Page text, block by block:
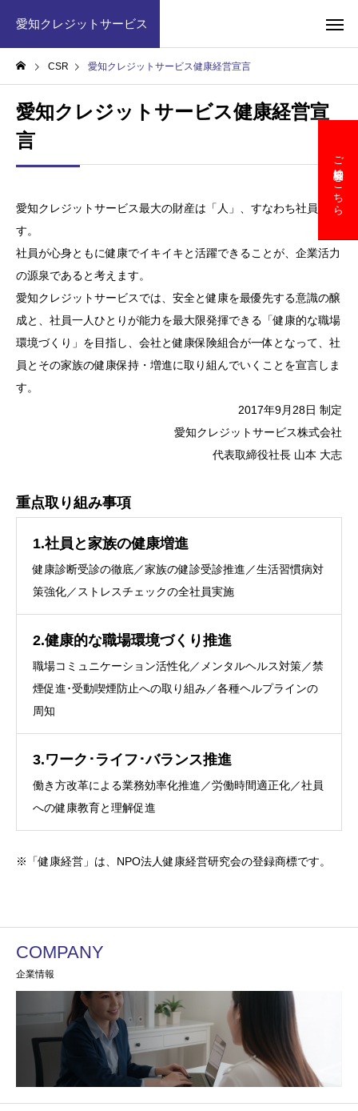
愛知クレジットサービス
CSR 愛知クレジットサービス健康経営宣言
愛知クレジットサービス健康経営宣
言
愛知クレジットサービス最大の財産は「人」、すなわち社員で
す。
社員が心身ともに健康でイキイキと活躍できることが、企業活力
の源泉であると考えます。
愛知クレジットサービスでは、安全と健康を最優先する意識の醸
成と、社員一人ひとりが能力を最大限発揮できる「健康的な職場
環境づくり」を目指し、会社と健康保険組合が一体となって、社
員とその家族の健康保持・増進に取り組んでいくことを宣言しま
す。
2017年9月28日 制定
愛知クレジットサービス株式会社
代表取締役社長 山本 大志
重点取り組み事項
1.社員と家族の健康増進
健康診断受診の徹底／家族の健診受診推進／生活習慣病対
策強化／ストレスチェックの全社員実施
2.健康的な職場環境づくり推進
職場コミュニケーション活性化／メンタルヘルス対策／禁
煙促進･受動喫煙防止への取り組み／各種ヘルプラインの
周知
3.ワーク･ライフ･バランス推進
働き方改革による業務効率化推進／労働時間適正化／社員
への健康教育と理解促進
※「健康経営」は、NPO法人健康経営研究会の登録商標です。
COMPANY
企業情報
ご契約者様はこちら